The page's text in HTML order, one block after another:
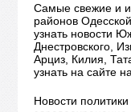
Самые свежие и
районов
узнать новости
Днестровского,
Арциз, Килия,
узнать на сайте
Новости